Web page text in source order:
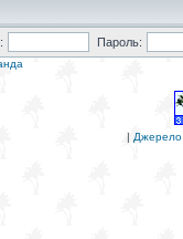
Пароль:
| Джерело